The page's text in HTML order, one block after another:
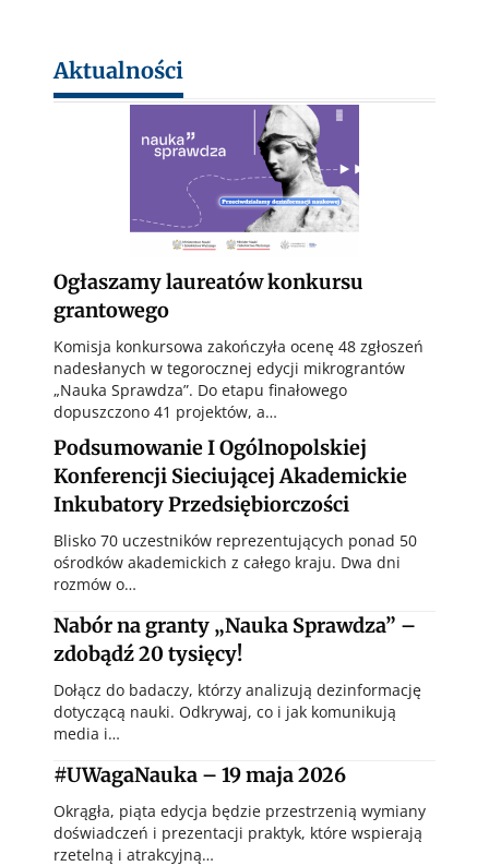
Aktualności
Ogłaszamy laureatów konkursu
grantowego
Komisja konkursowa zakończyła ocenę 48 zgłoszeń
nadesłanych w tegorocznej edycji mikrograntów
„Nauka Sprawdza”. Do etapu finałowego
dopuszczono 41 projektów, a…
Podsumowanie I Ogólnopolskiej
Konferencji Sieciującej Akademickie
Inkubatory Przedsiębiorczości
Blisko 70 uczestników reprezentujących ponad 50
ośrodków akademickich z całego kraju. Dwa dni
rozmów o…
Nabór na granty „Nauka Sprawdza” –
zdobądź 20 tysięcy!
Dołącz do badaczy, którzy analizują dezinformację
dotyczącą nauki. Odkrywaj, co i jak komunikują
media i…
#UWagaNauka – 19 maja 2026
Okrągła, piąta edycja będzie przestrzenią wymiany
doświadczeń i prezentacji praktyk, które wspierają
rzetelną i atrakcyjną…